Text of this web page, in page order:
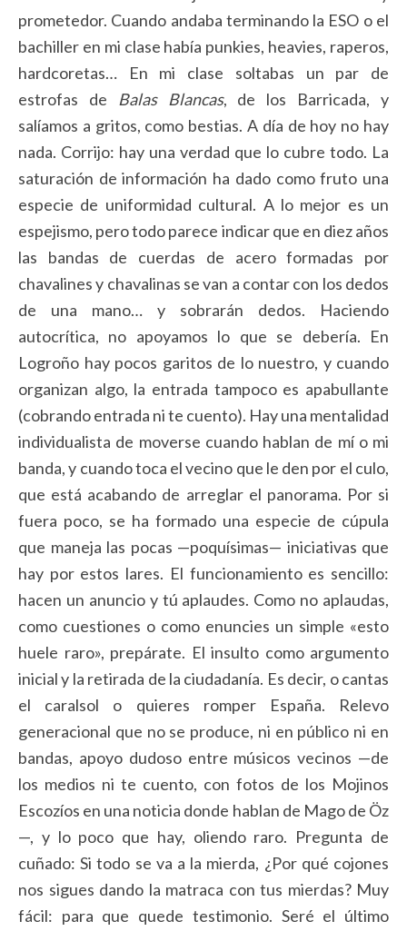
prometedor. Cuando andaba terminando la ESO o el
bachiller en mi clase había punkies, heavies, raperos,
hardcoretas… En mi clase soltabas un par de
estrofas de
Balas Blancas, de los Barricada, y
salíamos a gritos, como bestias. A día de hoy no hay
nada. Corrijo: hay una verdad que lo cubre todo. La
saturación de información ha dado como fruto una
especie de uniformidad cultural. A lo mejor es un
espejismo, pero todo parece indicar que en diez años
las bandas de cuerdas de acero formadas por
chavalines y chavalinas se van a contar con los dedos
de una mano… y sobrarán dedos. Haciendo
autocrítica, no apoyamos lo que se debería. En
Logroño hay pocos garitos de lo nuestro, y cuando
organizan algo, la entrada tampoco es apabullante
(cobrando entrada ni te cuento). Hay una mentalidad
individualista de moverse cuando hablan de mí o mi
banda, y cuando toca el vecino que le den por el culo,
que está acabando de arreglar el panorama. Por si
fuera poco, se ha formado una especie de cúpula
que maneja las pocas —poquísimas— iniciativas que
hay por estos lares. El funcionamiento es sencillo:
hacen un anuncio y tú aplaudes. Como no aplaudas,
como cuestiones o como enuncies un simple «esto
huele raro», prepárate. El insulto como argumento
inicial y la retirada de la ciudadanía. Es decir, o cantas
el caralsol o quieres romper España. Relevo
generacional que no se produce, ni en público ni en
bandas, apoyo dudoso entre músicos vecinos —de
los medios ni te cuento, con fotos de los Mojinos
Escozíos en una noticia donde hablan de Mago de Öz
—, y lo poco que hay, oliendo raro. Pregunta de
cuñado: Si todo se va a la mierda, ¿Por qué cojones
nos sigues dando la matraca con tus mierdas? Muy
fácil: para que quede testimonio. Seré el último